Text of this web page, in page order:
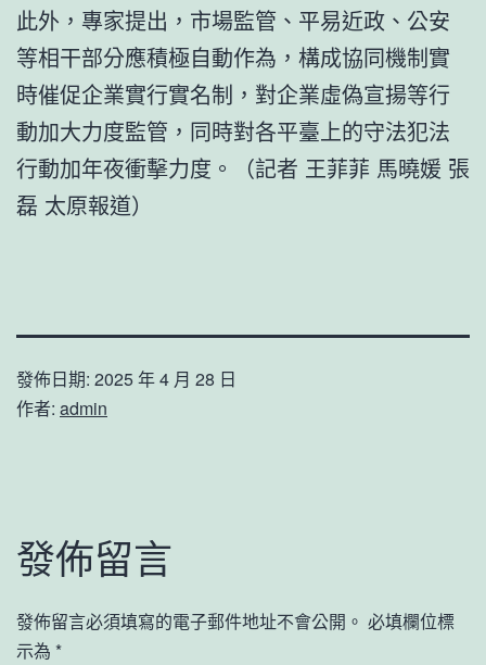
此外，專家提出，市場監管、平易近政、公安
等相干部分應積極自動作為，構成協同機制實
時催促企業實行實名制，對企業虛偽宣揚等行
動加大力度監管，同時對各平臺上的守法犯法
行動加年夜衝擊力度。（記者 王菲菲 馬曉媛 張
磊 太原報道）
發佈日期: 2025 年 4 月 28 日
作者: admin
發佈留言
發佈留言必須填寫的電子郵件地址不會公開。 必填欄位標
示為 *